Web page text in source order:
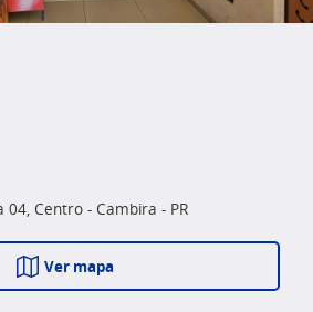
04, Centro - Cambira - PR
Ver mapa